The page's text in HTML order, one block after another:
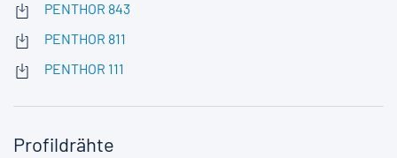
PENTHOR 843
PENTHOR 811
PENTHOR 111
Profildrähte